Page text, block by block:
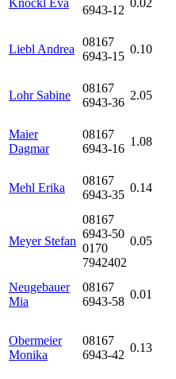
Knöckl Eva
6943-12
0.02
Liebl Andrea
08167
6943-15
0.10
Lohr Sabine
08167
6943-36
2.05
Maier
Dagmar
08167
6943-16
1.08
Mehl Erika
08167
6943-35
0.14
Meyer Stefan
08167
6943-50
0170
7942402
0.05
Neugebauer
Mia
08167
6943-58
0.01
Obermeier
Monika
08167
6943-42
0.13